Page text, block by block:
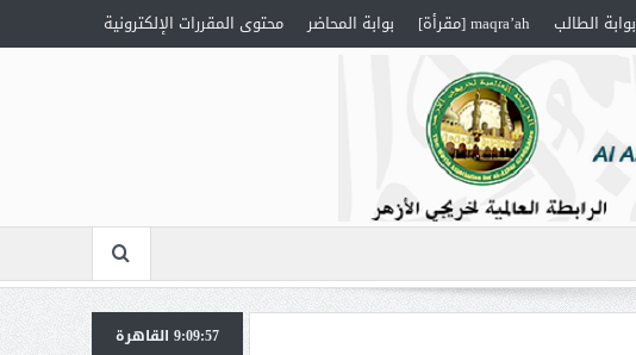
بوابة الطالب maqra’ah [مقرأة] بوابة المحاضر محتوى المقررات الإلكترونية
9:09:57 القاهرة